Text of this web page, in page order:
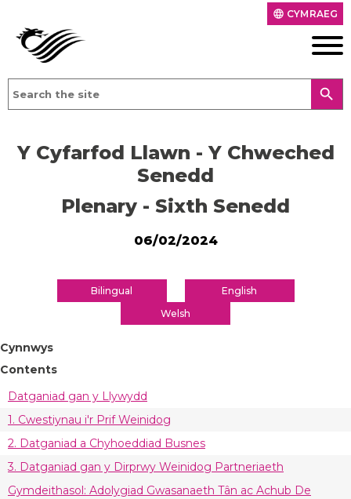
language CYMRAEG
search
Y Cyfarfod Llawn - Y Chweched
Senedd
Plenary - Sixth Senedd
06/02/2024
Bilingual
English
Welsh
Cynnwys
Contents
Datganiad gan y Llywydd
1. Cwestiynau i'r Prif Weinidog
2. Datganiad a Chyhoeddiad Busnes
3. Datganiad gan y Dirprwy Weinidog Partneriaeth
Gymdeithasol: Adolygiad Gwasanaeth Tân ac Achub De